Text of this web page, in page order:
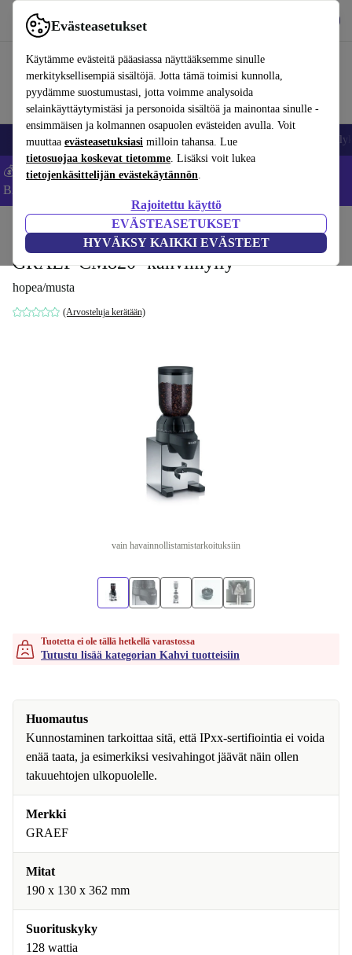
Evästeasetukset
Käytämme evästeitä pääasiassa näyttääksemme sinulle
merkityksellisempiä sisältöjä. Jotta tämä toimisi kunnolla,
pyydämme suostumustasi, jotta voimme analysoida
selainkäyttäytymistäsi ja personoida sisältöä ja mainontaa sinulle -
ensimmäisen ja kolmannen osapuolen evästeiden avulla. Voit
muuttaa evästeasetuksiasi milloin tahansa. Lue
tietosuojaa koskevat tietomme. Lisäksi voit lukea
tietojenkäsittelijän evästekäytännön.
Rajoitettu käyttö
EVÄSTEASETUKSET
HYVÄKSY KAIKKI EVÄSTEET
Käytä refurbed-palvelua nopeasti ja helposti
Matkapuhelimet ja älypuhelimet Kannettavat tietokoneet
💰Säästä -5 % LISÄÄ MacBookeista ja iPadeista – Koodi:
BACK5OFF -
Juomat Kahvi
GRAEF CM820 -kahvimylly
hopea/musta
(Arvosteluja kerätään)
vain havainnollistamistarkoituksiin
Tuotetta ei ole tällä hetkellä varastossa
Tutustu lisää kategorian Kahvi tuotteisiin
Huomautus
Kunnostaminen tarkoittaa sitä, että IPxx-sertifiointia ei voida
enää taata, ja esimerkiksi vesivahingot jäävät näin ollen
takuuehtojen ulkopuolelle.
Merkki
GRAEF
Mitat
190 x 130 x 362 mm
Suorituskyky
128 wattia